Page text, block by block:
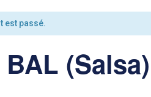
est passé.
BAL (Salsa)